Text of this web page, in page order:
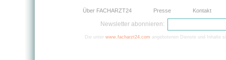
Über FACHARZT24 Presse Kontakt
Newsletter abonnieren:
Die unter www.facharzt24.com angebotenen Dienste und Inhalte